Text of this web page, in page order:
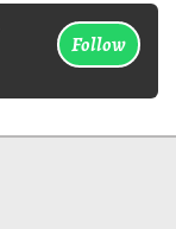
Follow